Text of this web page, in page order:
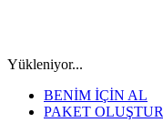
Yükleniyor...
BENİM İÇİN AL
PAKET OLUŞTUR